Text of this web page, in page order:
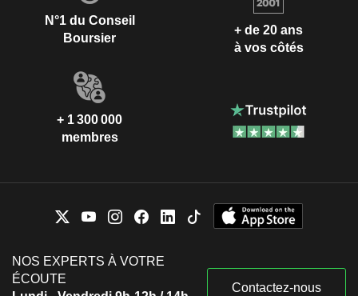
N°1 du Conseil
Boursier
+ de 20 ans
à vos côtés
+ 1 300 000
membres
NOS EXPERTS À VOTRE
ÉCOUTE
Contactez-nous